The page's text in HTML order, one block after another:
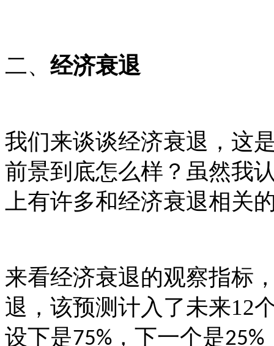
二、 经济衰退
我们来谈谈经济衰退，这
前景到底怎么样？虽然我
上有许多和经济衰退相关
来看经济衰退的观察指标
退，该预测计入了未来12
设下是75% ，下一个是25%